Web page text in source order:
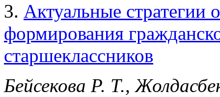
3. Актуальные стратегии
формирования
старшеклассников
Бейсекова Р. Т.,